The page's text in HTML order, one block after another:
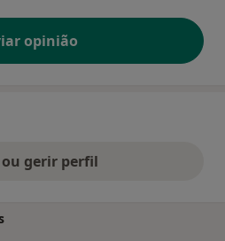
opinião
gerir perfil